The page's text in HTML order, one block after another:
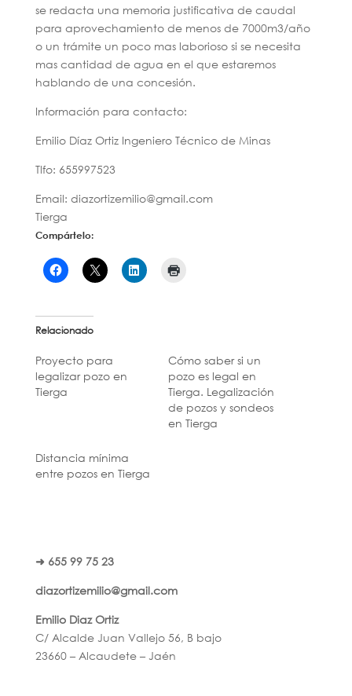
se redacta una memoria justificativa de caudal
para aprovechamiento de menos de 7000m3/año
o un trámite un poco mas laborioso si se necesita
mas cantidad de agua en el que estaremos
hablando de una concesión.
Información para contacto:
Emilio Díaz Ortiz Ingeniero Técnico de Minas
Tlfo: 655997523
Email: diazortizemilio@gmail.com
Tierga
Compártelo:
Relacionado
Proyecto para
legalizar pozo en
Tierga
Cómo saber si un
pozo es legal en
Tierga. Legalización
de pozos y sondeos
en Tierga
Distancia mínima
entre pozos en Tierga
➜ 655 99 75 23
diazortizemilio@gmail.com
Emilio Diaz Ortiz
C/ Alcalde Juan Vallejo 56, B bajo
23660 – Alcaudete – Jaén